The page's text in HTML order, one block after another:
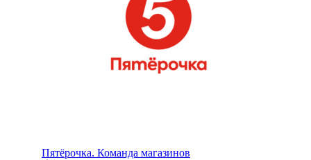
Пятёрочка. Команда магазинов